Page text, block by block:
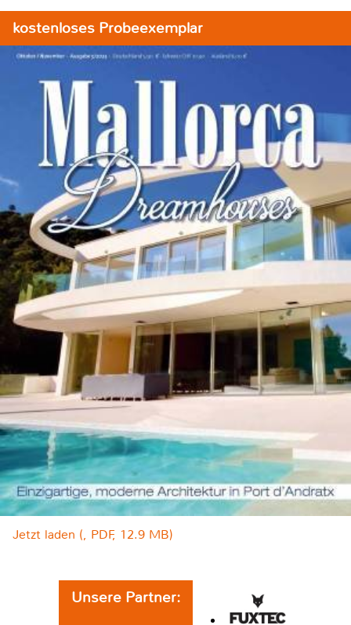
kostenloses Probeexemplar
Jetzt laden (, PDF, 12.9 MB)
Unsere Partner: